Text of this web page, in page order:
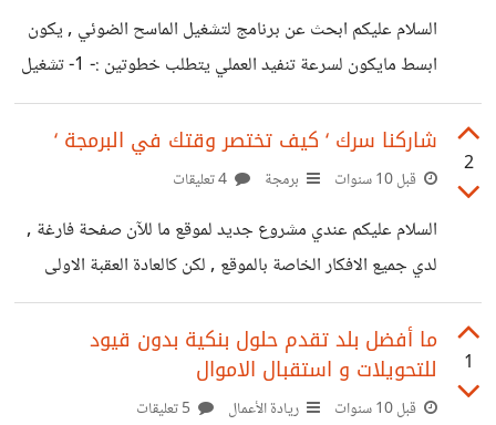
الوقت لتعلم REST API ل WooCommerce أنا فقط احتاج
اقتراحتكم حتى اسرع هذا
السلام عليكم ابحث عن برنامج لتشغيل الماسح الضوئي , يكون
ابسط مايكون لسرعة تنفيد العملي يتطلب خطوتين :- 1- تشغيل
البرنامج و يبداء عملية السكان . 2- يتم إدخال إسم الملف و يتم
حفظه في الجهاز تلقائي . لو كان ممكن القيام بالعملية عبر
batch خاص يرجى اخباري بالطريقة الافضل .
2
شاركنا سرك ‘ كيف تختصر وقتك في البرمجة ‘
قبل 10 سنوات برمجة
السلام عليكم عندي مشروع جديد لموقع ما للآن صفحة فارغة ,
لدي جميع الافكار الخاصة بالموقع , لكن كالعادة العقبة الاولى
امامي ماذا أكتب من أكواد . خصوصا اني لا أحفظ اكوادي
السابقة و اقع احيانا في نفس المتاهات محاولا ايجاد حلول افضل
. كلامي لا يخص لغات الويب فقط لكن لكل المبرمجين عندما
تبداء مشروع جديد و لديك مشاريع سابقة هل تستخددم الاكواد
1
ما أفضل بلد تقدم حلول بنكية بدون قيود
للتحويلات و استقبال الاموال
قبل 10 سنوات ريادة الأعمال